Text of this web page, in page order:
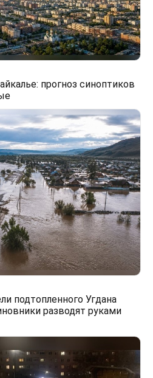
прогноз синоптиков
подтопленного Угдана
разводят руками